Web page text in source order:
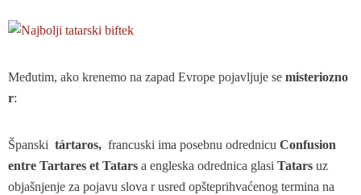
Međutim, ako krenemo na zapad Evrope pojavljuje se misteriozno
r:
Španski tártaros, francuski ima posebnu odrednicu Confusion
entre Tartares et Tatars a engleska odrednica glasi Tatars uz
objašnjenje za pojavu slova r usred opšteprihvaćenog termina na